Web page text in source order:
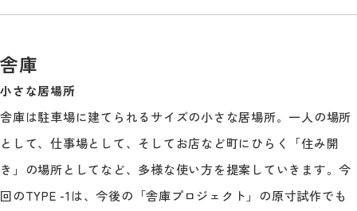
舎庫
小さな居場所
舎庫は駐車場に建てられるサイズの小さな居場所。一人の場所
として、仕事場として、そしてお店など町にひらく「住み開
き」の場所としてなど、多様な使い方を提案していきます。今
回のTYPE -1は、今後の「舎庫プロジェクト」の原寸試作でも